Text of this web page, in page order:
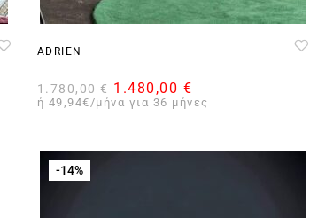
ADRIEN
1.780,00€ 1.480,00 €
ή 49,94€/μήνα για 36 μήνες
-14%